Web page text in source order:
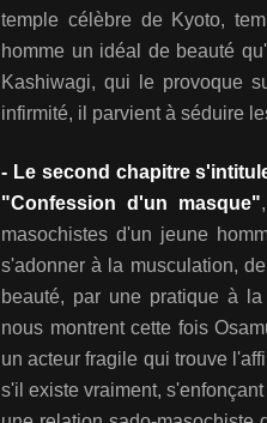
temple célèbre de Kyoto,
homme un idéal de beauté
Kashiwagi, qui le provoque
infirmité, il parvient à séduire
- Le second chapitre
"Confession d'un masque"
masochistes d'un jeune
s'adonner à la musculation,
beauté, par une pratique à
nous montrent cette fois
un acteur fragile qui trouve
s'il existe vraiment,